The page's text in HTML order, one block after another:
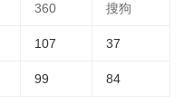
360 搜狗
107 37
99 84